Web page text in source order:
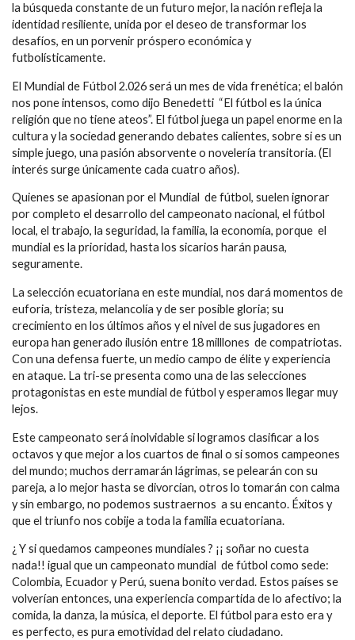
la búsqueda constante de un futuro mejor, la nación refleja la
identidad resiliente, unida por el deseo de transformar los
desafíos, en un porvenir próspero económica y
futbolísticamente.
El Mundial de Fútbol 2.026 será un mes de vida frenética; el balón
nos pone intensos, como dijo Benedetti “El fútbol es la única
religión que no tiene ateos”. El fútbol juega un papel enorme en la
cultura y la sociedad generando debates calientes, sobre si es un
simple juego, una pasión absorvente o novelería transitoria. (El
interés surge únicamente cada cuatro años).
Quienes se apasionan por el Mundial de fútbol, suelen ignorar
por completo el desarrollo del campeonato nacional, el fútbol
local, el trabajo, la seguridad, la familia, la economía, porque el
mundial es la prioridad, hasta los sicarios harán pausa,
seguramente.
La selección ecuatoriana en este mundial, nos dará momentos de
euforia, tristeza, melancolía y de ser posible gloria; su
crecimiento en los últimos años y el nivel de sus jugadores en
europa han generado ilusión entre 18 milllones de compatriotas.
Con una defensa fuerte, un medio campo de élite y experiencia
en ataque. La tri-se presenta como una de las selecciones
protagonistas en este mundial de fútbol y esperamos llegar muy
lejos.
Este campeonato será inolvidable si logramos clasificar a los
octavos y que mejor a los cuartos de final o si somos campeones
del mundo; muchos derramarán lágrimas, se pelearán con su
pareja, a lo mejor hasta se divorcian, otros lo tomarán con calma
y sin embargo, no podemos sustraernos a su encanto. Éxitos y
que el triunfo nos cobije a toda la familia ecuatoriana.
¿ Y si quedamos campeones mundiales ? ¡¡ soñar no cuesta
nada!! igual que un campeonato mundial de fútbol como sede:
Colombia, Ecuador y Perú, suena bonito verdad. Estos países se
volverían entonces, una experiencia compartida de lo afectivo; la
comida, la danza, la música, el deporte. El fútbol para esto era y
es perfecto, es pura emotividad del relato ciudadano.